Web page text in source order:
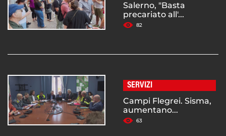
Salerno, "Basta
precariato all'...
82
SERVIZI
Campi Flegrei. Sisma,
aumentano...
63